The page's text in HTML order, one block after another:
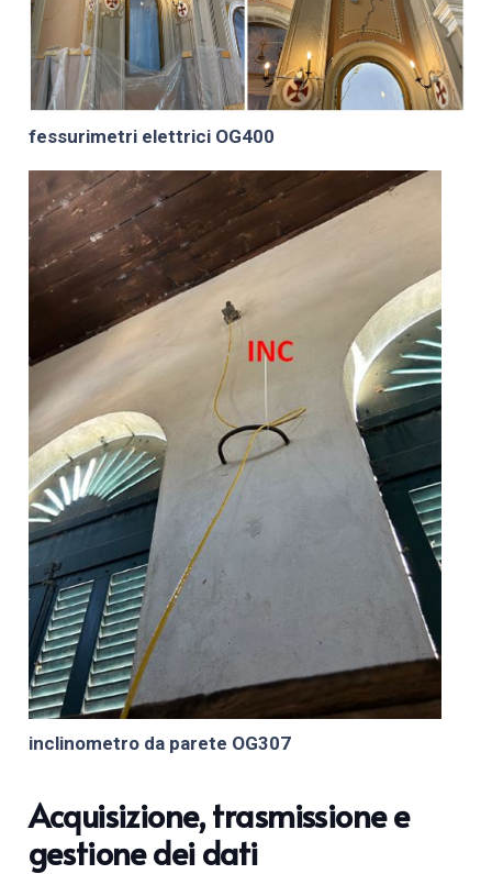
fessurimetri elettrici OG400
inclinometro da parete OG307
Acquisizione, trasmissione e
gestione dei dati